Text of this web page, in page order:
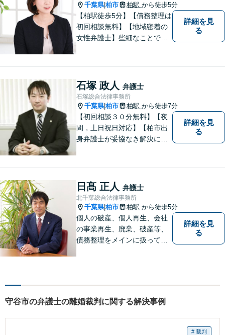
千葉県|柏市 柏駅 から徒歩5分
【柏駅徒歩5分】【債務整理は
初回相談無料】【地域密着の
女性弁護士】些細なことでも
詳細を見
る
石塚 政人 弁護士
石塚総合法律事務所
千葉県|柏市 柏駅 から徒歩7分
【初回相談３０分無料】【夜
間，土日祝日対応】【柏市出
身弁護士が妥協なき解決に尽
供いたします。
詳細を見
る
日髙 正人 弁護士
北千葉総合法律事務所
千葉県|柏市 柏駅 から徒歩5分
個人の破産、個人再生、会社
の事業再生、廃業、破産等、
債務整理をメインに扱ってお
私的整理も取扱い可能です。
です。
詳細を見
る
守谷市の弁護士の離婚裁判に関する解決事例
# 裁判